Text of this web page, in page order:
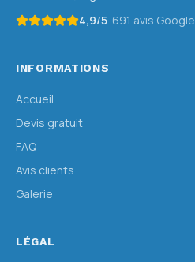
4,9/5· 691 avis Google
INFORMATIONS
Accueil
Devis gratuit
FAQ
Avis clients
Galerie
LÉGAL